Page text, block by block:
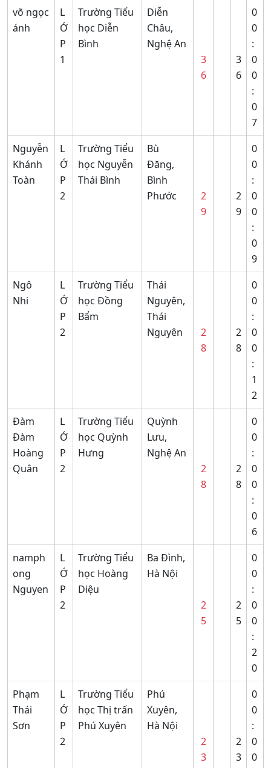
võ ngọc
ánh
L
Ớ
P
1
Trường Tiểu
học Diễn
Bình
Diễn
Châu,
Nghệ An
3
6
3
6
0
0
:
0
0
:
0
7
Nguyễn
Khánh
Toàn
L
Ớ
P
2
Trường Tiểu
học Nguyễn
Thái Bình
Bù
Đăng,
Bình
Phước
2
9
2
9
0
0
:
0
0
:
0
9
Ngô
Nhi
L
Ớ
P
2
Trường Tiểu
học Đồng
Bẩm
Thái
Nguyên,
Thái
Nguyên
2
8
2
8
0
0
:
0
0
:
1
2
Đàm
Đàm
Hoàng
Quân
L
Ớ
P
2
Trường Tiểu
học Quỳnh
Hưng
Quỳnh
Lưu,
Nghệ An
2
8
2
8
0
0
:
0
0
:
0
6
namph
ong
Nguyen
L
Ớ
P
2
Trường Tiểu
học Hoàng
Diệu
Ba Đình,
Hà Nội
2
5
2
5
0
0
:
0
0
:
2
0
Phạm
Thái
Sơn
L
Ớ
P
2
Trường Tiểu
học Thị trấn
Phú Xuyên
Phú
Xuyên,
Hà Nội
2
3
2
3
0
0
:
0
0